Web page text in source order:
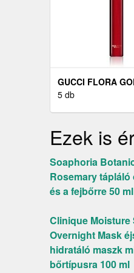
GUCCI FLORA
GARDENIA EAU
5 db
Ezek is
Soaphoria
Rosemary tápláló
és a fejbőrre 50 ml
Clinique
Overnight Mask
hidratáló maszk
bőrtípusra 100 ml